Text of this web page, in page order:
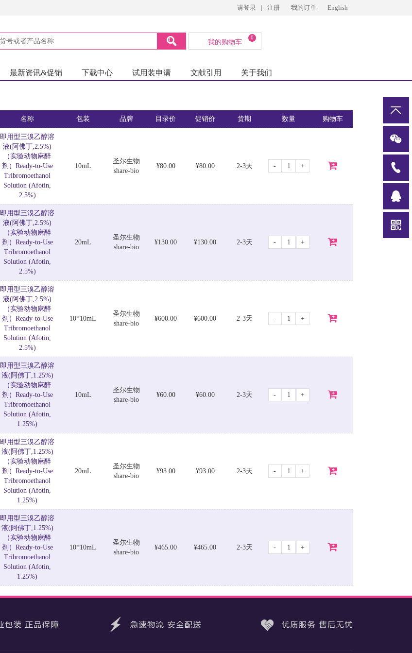
请登录 | 注册 我的订单 English
我的购物车
0
最新资讯&促销 下载中心 试用装申请 文献引用 关于我们
名称 包装 品牌 目录价 促销价 货期 数量 购物车
即用型三溴乙醇溶
液(阿佛丁,2.5%)
（实验动物麻醉
剂）Ready-to-Use
Tribromoethanol
Solution (Afotin,
2.5%)
10mL
圣尔生物
share-bio
¥80.00 ¥80.00 2-3天 - +
即用型三溴乙醇溶
液(阿佛丁,2.5%)
（实验动物麻醉
剂）Ready-to-Use
Tribromoethanol
Solution (Afotin,
2.5%)
20mL
圣尔生物
share-bio
¥130.00 ¥130.00 2-3天 - +
即用型三溴乙醇溶
液(阿佛丁,2.5%)
（实验动物麻醉
剂）Ready-to-Use
Tribromoethanol
Solution (Afotin,
2.5%)
10*10mL
圣尔生物
share-bio
¥600.00 ¥600.00 2-3天 - +
即用型三溴乙醇溶
液(阿佛丁,1.25%)
（实验动物麻醉
剂）Ready-to-Use
Tribromoethanol
Solution (Afotin,
1.25%)
10mL
圣尔生物
share-bio
¥60.00 ¥60.00 2-3天 - +
即用型三溴乙醇溶
液(阿佛丁,1.25%)
（实验动物麻醉
剂）Ready-to-Use
Tribromoethanol
Solution (Afotin,
1.25%)
20mL
圣尔生物
share-bio
¥93.00 ¥93.00 2-3天 - +
即用型三溴乙醇溶
液(阿佛丁,1.25%)
（实验动物麻醉
剂）Ready-to-Use
Tribromoethanol
Solution (Afotin,
1.25%)
10*10mL
圣尔生物
share-bio
¥465.00 ¥465.00 2-3天 - +